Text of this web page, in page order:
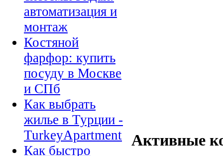
автоматизация и
монтаж
Костяной
фарфор: купить
посуду в Москве
и СПб
Как выбрать
жилье в Турции -
TurkeyApartment
Как быстро
Активные